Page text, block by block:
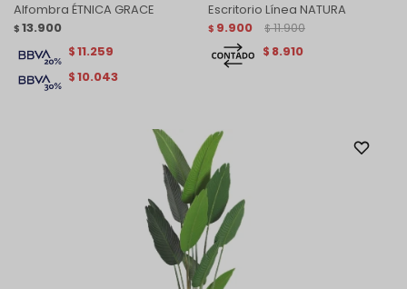
Alfombra ÉTNICA GRACE
$ 13.900
$10.043
$11.259
Escritorio Línea NATURA
$ 9.900 $ 11.900
$ 8.910